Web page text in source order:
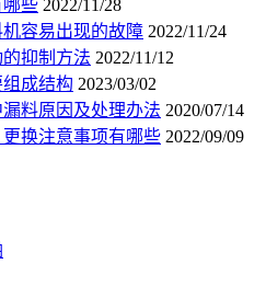
些 2022/11/28
容易出现的故障 2022/11/24
抑制方法 2022/11/12
成结构 2023/03/02
料原因及处理办法 2020/07/14
换注意事项有哪些 2022/09/09